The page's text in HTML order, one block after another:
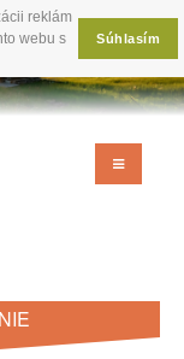
reklám
webu s
Súhlasím